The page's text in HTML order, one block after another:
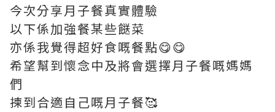
今次分享月子餐真實體驗
以下係加強餐某些餸菜
亦係我覺得超好食嘅餐點😋😋
希望幫到懷念中及將會選擇月子餐嘅媽媽
們
揀到合適自己嘅月子餐🥰